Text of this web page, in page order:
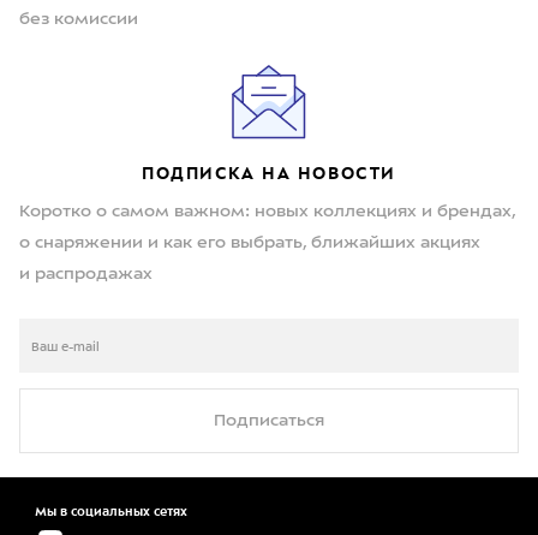
без комиссии
ПОДПИСКА НА НОВОСТИ
Коротко о самом важном: новых коллекциях и брендах,
о снаряжении и как его выбрать, ближайших акциях
и распродажах
Подписаться
Мы в социальных сетях